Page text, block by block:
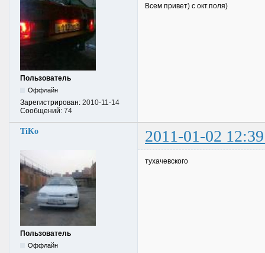
Пользователь
Оффлайн
Зарегистрирован: 2010-11-14
Сообщений: 74
Всем привет) с окт.поля)
TiKo 2011-01-02
Пользователь
Оффлайн
тухачевского